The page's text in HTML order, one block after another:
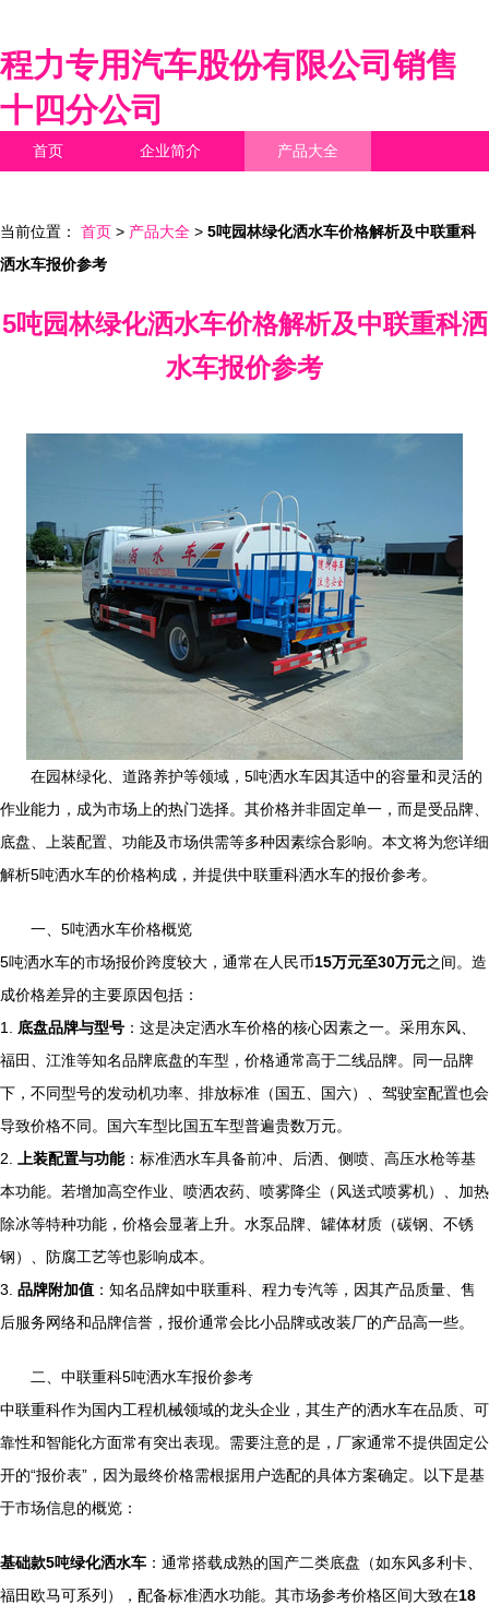
程力专用汽车股份有限公司销售
十四分公司
首页 企业简介 产品大全
当前位置： 首页 > 产品大全 > 5吨园林绿化洒水车价格解析及中联重科
洒水车报价参考
5吨园林绿化洒水车价格解析及中联重科洒
水车报价参考
在园林绿化、道路养护等领域，5吨洒水车因其适中的容量和灵活的
作业能力，成为市场上的热门选择。其价格并非固定单一，而是受品牌、
底盘、上装配置、功能及市场供需等多种因素综合影响。本文将为您详细
解析5吨洒水车的价格构成，并提供中联重科洒水车的报价参考。
一、5吨洒水车价格概览
5吨洒水车的市场报价跨度较大，通常在人民币15万元至30万元之间。造
成价格差异的主要原因包括：
1. 底盘品牌与型号 ：这是决定洒水车价格的核心因素之一。采用东风、
福田、江淮等知名品牌底盘的车型，价格通常高于二线品牌。同一品牌
下，不同型号的发动机功率、排放标准（国五、国六）、驾驶室配置也会
导致价格不同。国六车型比国五车型普遍贵数万元。
2.
上装配置与功能：标准洒水车具备前冲、后洒、侧喷、高压水枪等基
本功能。若增加高空作业、喷洒农药、喷雾降尘（风送式喷雾机）、加热
除冰等特种功能，价格会显著上升。水泵品牌、罐体材质（碳钢、不锈
钢）、防腐工艺等也影响成本。
3. 品牌附加值 ：知名品牌如中联重科、程力专汽等，因其产品质量、售
后服务网络和品牌信誉，报价通常会比小品牌或改装厂的产品高一些。
二、中联重科5吨洒水车报价参考
中联重科作为国内工程机械领域的龙头企业，其生产的洒水车在品质、可
靠性和智能化方面常有突出表现。需要注意的是，厂家通常不提供固定公
开的“报价表”，因为最终价格需根据用户选配的具体方案确定。以下是基
于市场信息的概览：
基础款5吨绿化洒水车 ：通常搭载成熟的国产二类底盘（如东风多利卡、
福田欧马可系列），配备标准洒水功能。其市场参考价格区间大致在18